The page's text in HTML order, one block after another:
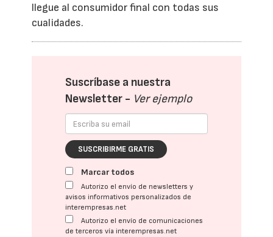
llegue al consumidor final con todas sus
cualidades.
Suscríbase a nuestra
Newsletter - Ver ejemplo
SUSCRIBIRME GRATIS
Marcar todos
Autorizo el envío de newsletters y
avisos informativos personalizados de
interempresas.net
Autorizo el envío de comunicaciones
de terceros vía interempresas.net